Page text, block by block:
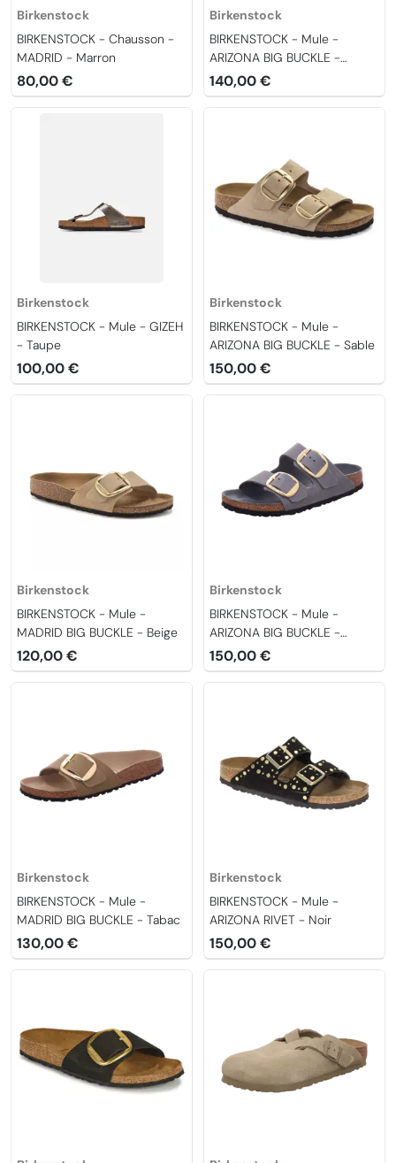
Birkenstock
BIRKENSTOCK - Chausson -
MADRID - Marron
80,00 €
Birkenstock
BIRKENSTOCK - Mule -
ARIZONA BIG BUCKLE -
Cognac
140,00 €
Birkenstock
BIRKENSTOCK - Mule - GIZEH
- Taupe
100,00 €
Birkenstock
BIRKENSTOCK - Mule -
ARIZONA BIG BUCKLE - Sable
150,00 €
Birkenstock
BIRKENSTOCK - Mule -
MADRID BIG BUCKLE - Beige
120,00 €
Birkenstock
BIRKENSTOCK - Mule -
ARIZONA BIG BUCKLE -
Basalte
150,00 €
Birkenstock
BIRKENSTOCK - Mule -
MADRID BIG BUCKLE - Tabac
130,00 €
Birkenstock
BIRKENSTOCK - Mule -
ARIZONA RIVET - Noir
150,00 €